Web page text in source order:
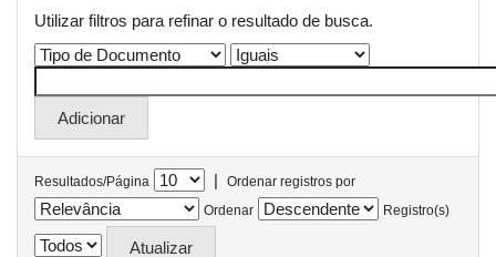
Utilizar filtros para refinar o resultado de busca.
Resultados/Página |
Ordenar registros por
Ordenar
Registro(s)